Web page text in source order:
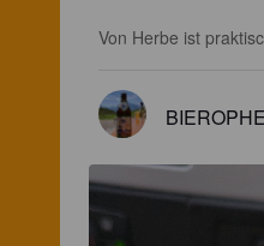
Von Herbe ist